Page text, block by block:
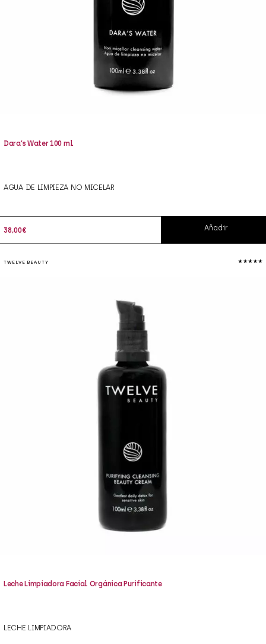
Dara’s Water 100 ml
AGUA DE LIMPIEZA NO MICELAR
38,00€ Añadir
TWELVE BEAUTY
Leche Limpiadora Facial Orgánica Purificante
LECHE LIMPIADORA